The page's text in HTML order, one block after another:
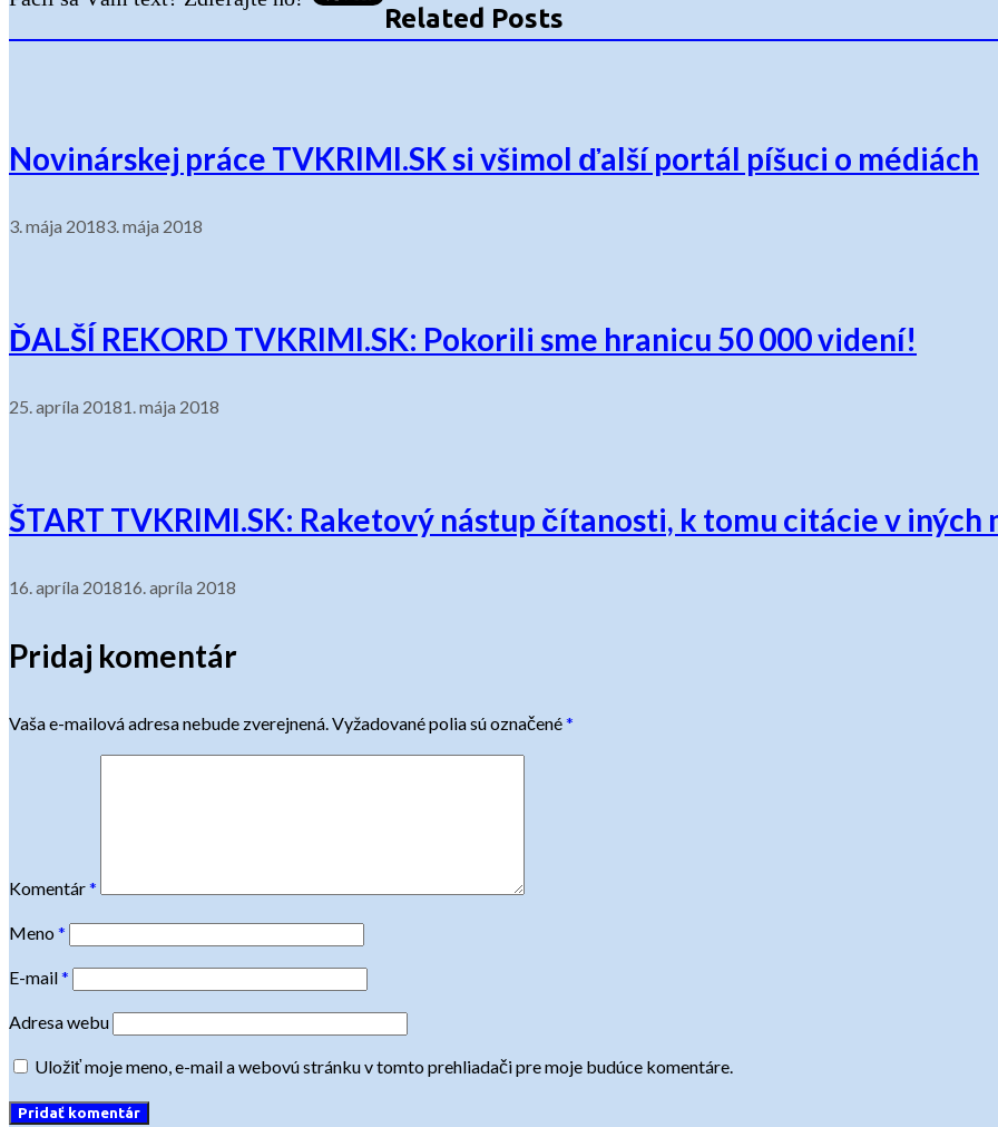
Related Posts
Novinárskej práce TVKRIMI.SK si všimol ďalší portál píšuci o médiách
3. mája 20183. mája 2018
ĎALŠÍ REKORD TVKRIMI.SK: Pokorili sme hranicu 50 000 videní!
25. apríla 20181. mája 2018
ŠTART TVKRIMI.SK: Raketový nástup čítanosti, k tomu citácie v iných
16. apríla 201816. apríla 2018
Pridaj komentár
Vaša e-mailová adresa nebude zverejnená.Vyžadované polia sú označené*
Komentár*
Meno*
E-mail*
Adresa webu
Uložiť moje meno, e-mail a webovú stránku v tomto prehliadači pre moje budúce komentáre.